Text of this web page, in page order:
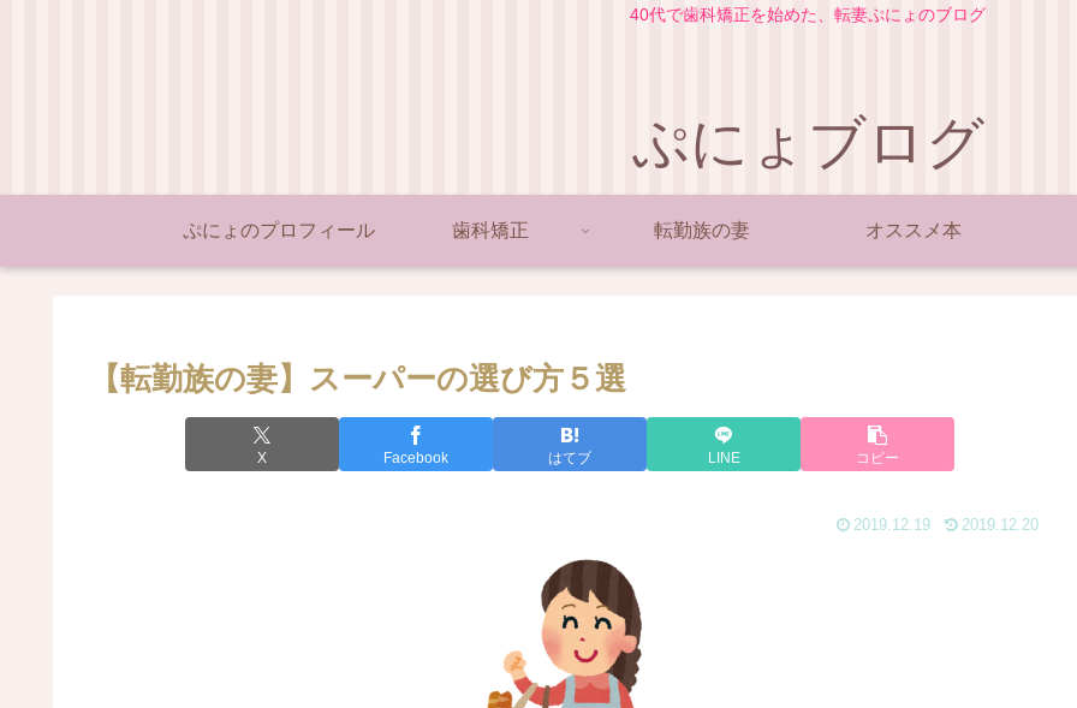
40代で歯科矯正を始めた、転妻ぷにょのブログ
ぷにょブログ
ぷにょのプロフィール 歯科矯正 転勤族の妻 オススメ本
【転勤族の妻】スーパーの選び方５選
X Facebook はてブ LINE コピー
2019.12.19 2019.12.20